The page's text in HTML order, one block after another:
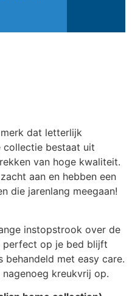
merk dat letterlijk
collectie bestaat uit
van hoge kwaliteit.
aan en hebben een
die jarenlang meegaan!
instopstrook over de
perfect op je bed blijft
met easy care.
kreukvrij op.